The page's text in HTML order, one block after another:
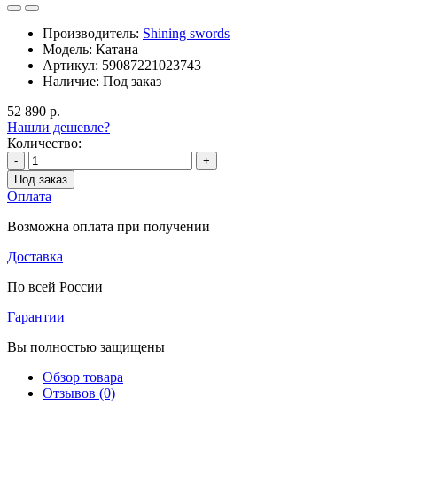
Производитель: Shining swords
Модель: Катана
Артикул: 59087221023743
Наличие: Под заказ
52 890 р.
Нашли дешевле?
Количество:
-
+
Под заказ
Оплата
Возможна оплата при получении
Доставка
По всей России
Гарантии
Вы полностью защищены
Обзор товара
Отзывов (0)